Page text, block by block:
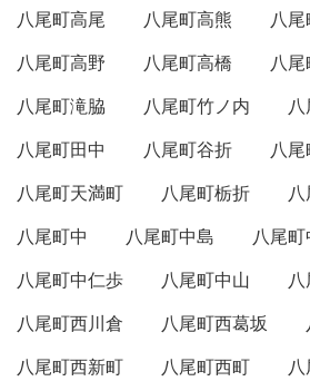
八尾町高尾
八尾町高熊
八
八尾町高野
八尾町高橋
八
八尾町滝脇
八尾町竹ノ内
八尾町田中
八尾町谷折
八
八尾町天満町
八尾町栃折
八尾町中
八尾町中島
八尾
八尾町中仁歩
八尾町中山
八尾町西川倉
八尾町西葛坂
八尾町西新町
八尾町西町